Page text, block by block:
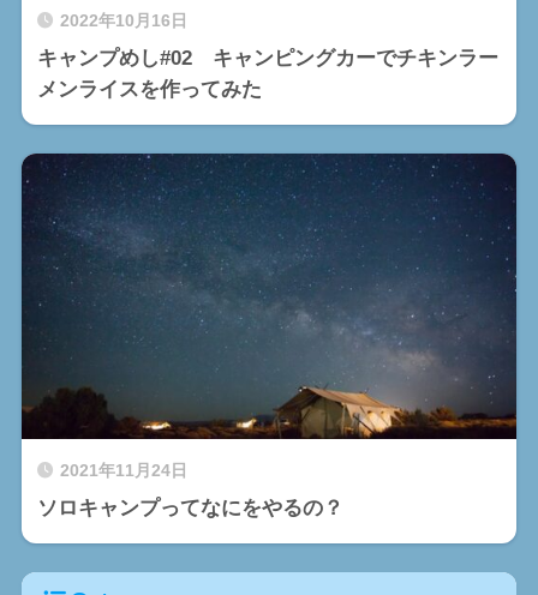
2022年10月16日
キャンプめし#02 キャンピングカーでチキンラー
メンライスを作ってみた
2021年11月24日
ソロキャンプってなにをやるの？